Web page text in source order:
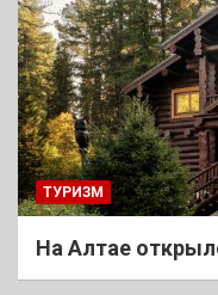
ТУРИЗМ
На Алтае